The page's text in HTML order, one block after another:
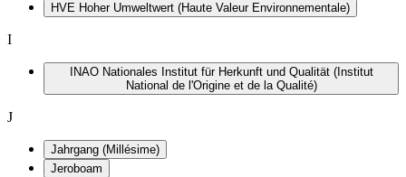
HVE Hoher Umweltwert (Haute Valeur Environnementale)
I
INAO Nationales Institut für Herkunft und Qualität (Institut
National de l'Origine et de la Qualité)
J
Jahrgang (Millésime)
Jeroboam